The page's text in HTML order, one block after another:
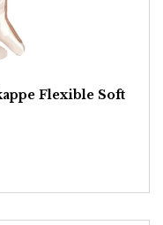
Flexible Soft